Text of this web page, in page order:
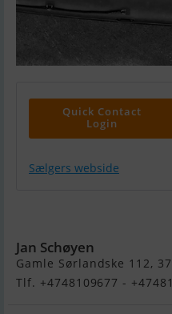
Quick Contact
Login
Sælgers webside
Jan Schøyen
Gamle Sørlandske 112,
Tlf. +4748109677 -